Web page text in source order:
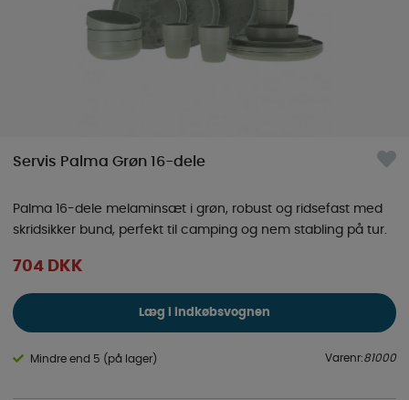
Servis Palma Grøn 16-dele
Palma 16-dele melaminsæt i grøn, robust og ridsefast med
skridsikker bund, perfekt til camping og nem stabling på tur.
704 DKK
Læg i indkøbsvognen
Mindre end 5 (på lager) Varenr:81000